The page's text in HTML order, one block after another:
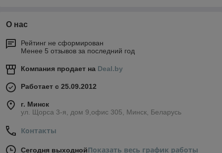
О нас
Рейтинг не сформирован
Менее 5 отзывов за последний год
Компания продает на Deal.by
Работает с 25.09.2012
г. Минск
ул. Щорса 3-я, дом 9,офис 305, Минск, Беларусь
Контакты
Сегодня выходнойПоказать весь график работы